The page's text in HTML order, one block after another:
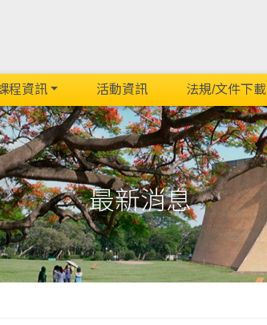
程資訊 活動資訊 法規/文件下載
最新消息